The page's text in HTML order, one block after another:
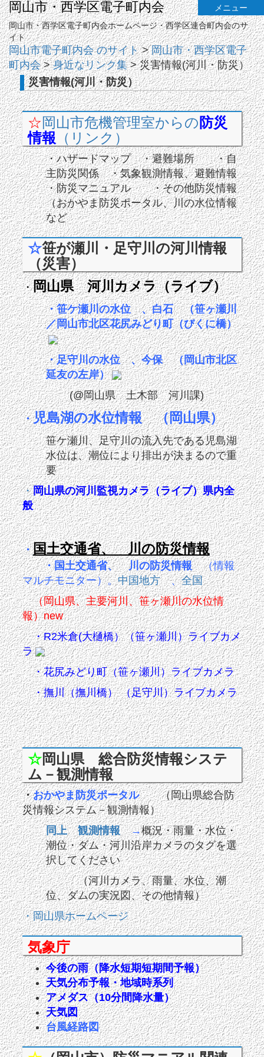
岡山市・西学区電子町内会
メニュー
岡山市・西学区電子町内会ホームページ・西学区連合町内会のサ
イト
岡山市電子町内会 のサイト>岡山市・西学区電子
町内会>身近なリンク集>災害情報(河川・防災）
災害情報(河川・防災）
☆岡山市危機管理室からの 防災
情報 （リンク）
・ハザードマップ ・避難場所 ・自
主防災関係 ・気象観測情報、避難情報
・防災マニュアル ・その他防災情報
（おかやま防災ポータル、川の水位情報
など
☆笹が瀬川・足守川の河川情報
（災害）
・岡山県 河川カメラ（ライブ）
・笹ケ瀬川の水位 、白石（笹ヶ瀬川
／岡山市北区花尻みどり町（びくに橋）
・足守川の水位 、今保（岡山市北区
延友の左岸）
(@岡山県 土木部 河川課)
・児島湖の水位情報 （岡山県）
笹ケ瀬川、足守川の流入先である児島湖
水位は、潮位により排出が決まるので重
要
・岡山県の河川監視カメラ（ライブ）県内全
般
・国土交通省、 川の防災情報
・国土交通省、 川の防災情報（情報
マルチモニター）。中国地方、全国
（岡山県、主要河川、笹ヶ瀬川の水位情
報）new
・R2米倉(大樋橋）（笹ヶ瀬川）ライブカメ
ラ
・花尻みどり町（笹ヶ瀬川）ライブカメラ
・撫川（撫川橋） （足守川）ライブカメラ
☆岡山県 総合防災情報システ
ム－観測情報
・おかやま防災ポータル
（岡山県総合防
災情報システム－観測情報）
同上 観測情報
→概況・雨量・水位・
潮位・ダム・河川沿岸カメラのタグを選
択してください
（河川カメラ、雨量、水位、潮
位、ダムの実況図、その他情報）
・岡山県ホームページ
気象庁
今後の雨（降水短期短期間予報）
天気分布予報・地域時系列
アメダス（10分間降水量）
天気図
台風経路図